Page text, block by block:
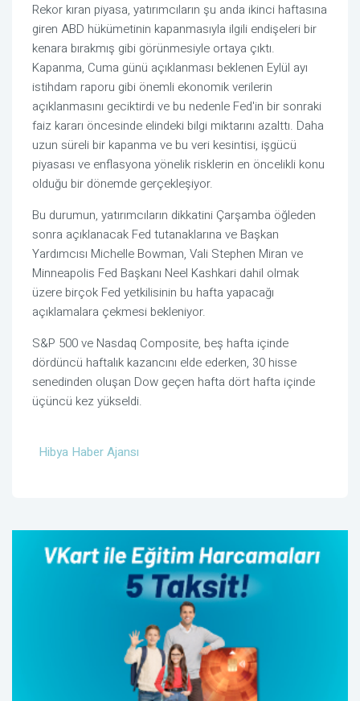
Rekor kıran piyasa, yatırımcıların şu anda ikinci haftasına
giren ABD hükümetinin kapanmasıyla ilgili endişeleri bir
kenara bırakmış gibi görünmesiyle ortaya çıktı.
Kapanma, Cuma günü açıklanması beklenen Eylül ayı
istihdam raporu gibi önemli ekonomik verilerin
açıklanmasını geciktirdi ve bu nedenle Fed'in bir sonraki
faiz kararı öncesinde elindeki bilgi miktarını azalttı. Daha
uzun süreli bir kapanma ve bu veri kesintisi, işgücü
piyasası ve enflasyona yönelik risklerin en öncelikli konu
olduğu bir dönemde gerçekleşiyor.
Bu durumun, yatırımcıların dikkatini Çarşamba öğleden
sonra açıklanacak Fed tutanaklarına ve Başkan
Yardımcısı Michelle Bowman, Vali Stephen Miran ve
Minneapolis Fed Başkanı Neel Kashkari dahil olmak
üzere birçok Fed yetkilisinin bu hafta yapacağı
açıklamalara çekmesi bekleniyor.
S&P 500 ve Nasdaq Composite, beş hafta içinde
dördüncü haftalık kazancını elde ederken, 30 hisse
senedinden oluşan Dow geçen hafta dört hafta içinde
üçüncü kez yükseldi.
Hibya Haber Ajansı